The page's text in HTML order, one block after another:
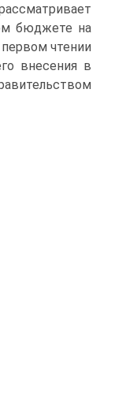
бюджете на
чтении
внесения в